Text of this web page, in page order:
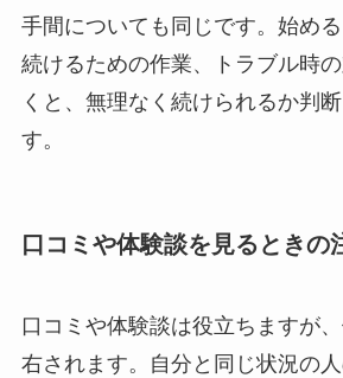
手間についても同じです。始める
続けるための作業、トラブル時
くと、無理なく続けられるか判
す。
口コミや体験談を見るときの
口コミや体験談は役立ちますが
右されます。自分と同じ状況の